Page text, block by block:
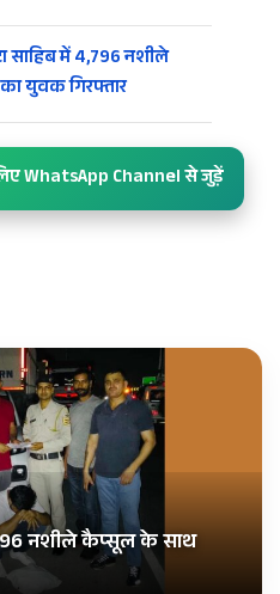
साहिब में 4,796 नशीले
युवक गिरफ्तार
WhatsApp Channel से जुड़ें
नशीले कैप्सूल के साथ